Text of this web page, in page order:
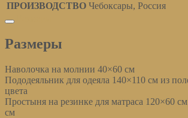
ПРОИЗВОДСТВО Чебоксары, Россия
Размеры
Наволочка на молнии 40×60 см
Пододеяльник для одеяла 140×110 см из
цвета
Простыня на резинке для матраса 120×60
см